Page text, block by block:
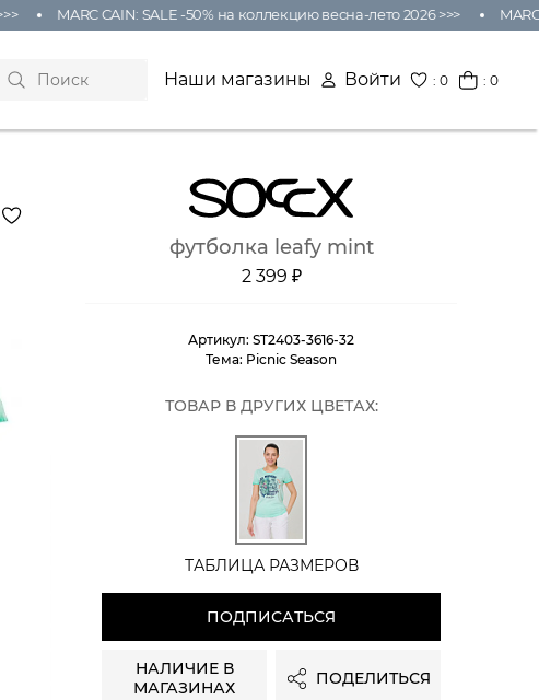
MARC CAIN: SALE -50% на коллекцию весна-лето 2026 >>> MARC
Наши магазины Войти :0 : 0
футболка leafy mint
2 399 ₽
Артикул:ST2403-3616-32
Тема: Picnic Season
ТОВАР В ДРУГИХ ЦВЕТАХ:
ТАБЛИЦА РАЗМЕРОВ
ПОДПИСАТЬСЯ
НАЛИЧИЕ В
МАГАЗИНАХ
ПОДЕЛИТЬСЯ